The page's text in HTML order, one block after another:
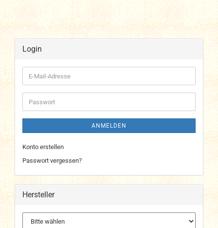
Login
E-
Mail-
Adresse
Passwort
ANMELDEN
Konto erstellen
Passwort vergessen?
Hersteller